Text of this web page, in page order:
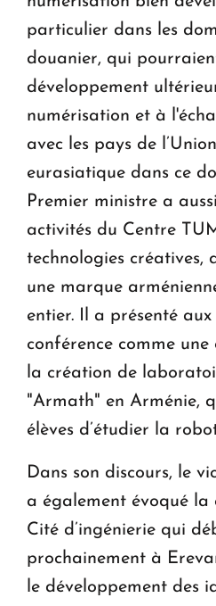
particulier dans les
douanier, qui
développement
numérisation et à
avec les pays de
eurasiatique dans ce
Premier ministre a
activités du Centre
technologies créatives,
une marque
entier. Il a présenté
conférence comme une
la création de
"Armath" en Arménie,
élèves d’étudier la
Dans son discours, le
a également évoqué la
Cité d’ingénierie qui
prochainement à
le développement des